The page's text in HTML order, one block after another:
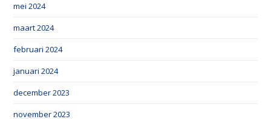
mei 2024
maart 2024
februari 2024
januari 2024
december 2023
november 2023